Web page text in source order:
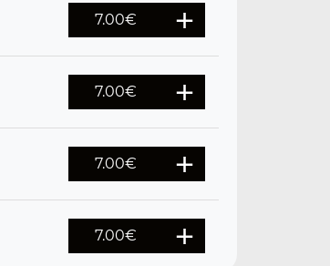
7.00€
7.00€
7.00€
7.00€